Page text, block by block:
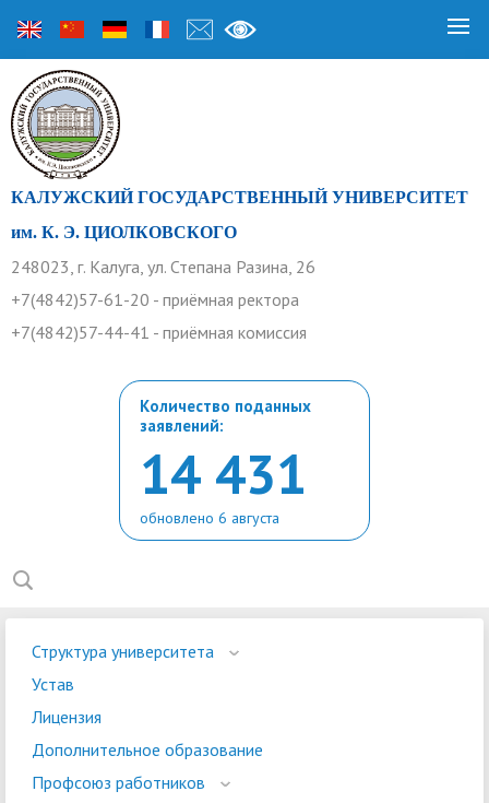
КАЛУЖСКИЙ ГОСУДАРСТВЕННЫЙ УНИВЕРСИТЕТ
им. К. Э. ЦИОЛКОВСКОГО
248023, г. Калуга, ул. Степана Разина, 26
+7(4842)57-61-20 - приёмная ректора
+7(4842)57-44-41 - приёмная комиссия
Количество поданных
заявлений:
14 431
обновлено 6 августа
Структура университета
Устав
Лицензия
Дополнительное образование
Профсоюз работников